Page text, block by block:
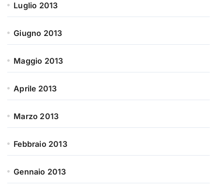
Luglio 2013
Giugno 2013
Maggio 2013
Aprile 2013
Marzo 2013
Febbraio 2013
Gennaio 2013